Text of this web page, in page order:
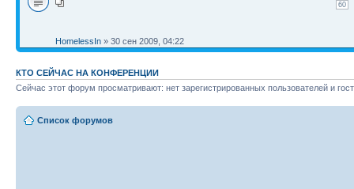
60
HomelessIn » 30 сен 2009, 04:22
КТО СЕЙЧАС НА КОНФЕРЕНЦИИ
Сейчас этот форум просматривают: нет зарегистрированных пользователей и
Список форумов